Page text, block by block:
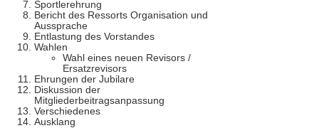
Sportlerehrung
Bericht des Ressorts Organisation und
Aussprache
Entlastung des Vorstandes
Wahlen
Wahl eines neuen Revisors /
Ersatzrevisors
Ehrungen der Jubilare
Diskussion der
Mitgliederbeitragsanpassung
Verschiedenes
Ausklang